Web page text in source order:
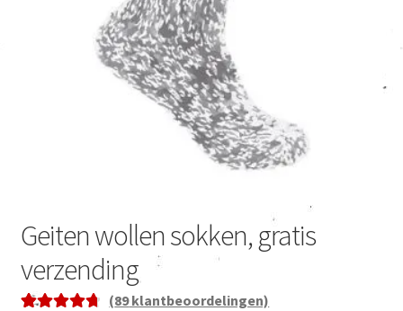
Geiten wollen sokken, gratis
verzending
(89klantbeoordelingen)